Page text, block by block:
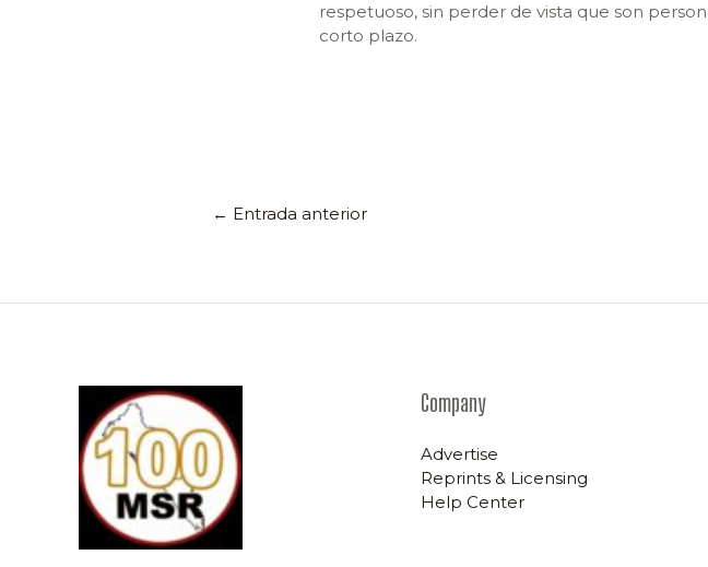
respetuoso, sin perder de vista que son
corto plazo.
← Entrada anterior
Company
Advertise
Reprints & Licensing
Help Center